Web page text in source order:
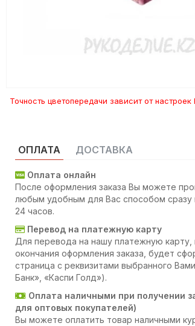
Точность цветопередачи зависит от
ОПЛАТА ДОСТАВКА
Оплата онлайн
После оформления заказа Вы можете
любым удобным для Вас способом сразу
24 часов.
Перевод на платежную карту
Для перевода на нашу платежную карту,
окончания оформления заказа, будет
страница с реквизитами выбранного
Банк», «Каспи Голд»).
Оплата наличными при получении
для оптовых покупателей)
Вы можете оплатить товар наличными